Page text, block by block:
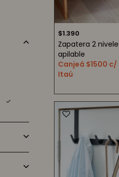
$1.390
Zapatera 2
apilable
Canjeá $1500
Itaú